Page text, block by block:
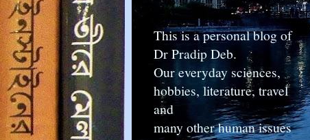
This is a personal blog of
Dr Pradip Deb.
Our everyday sciences,
hobbies, literature, travel
and
many other human issues